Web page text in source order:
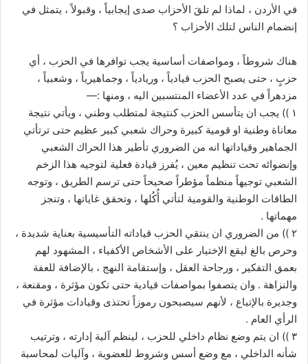
في الأردن ، لماذا لم تلقَ الأحزاب صدى إيجابياً ، وقبولاً ، يتمثل في
إنضمام الناس لتلك الأحزاب ؟
هناك شروطاً ، ومواصفات أساسية يجب توافرها في الحزب ، أي
حزبٍ ، حتى يصبح الحزب قيادياً ، وريادياً ، وجماهيرياً ، وشعبياً ،
مزدهراً في عدد الأعضاء المنتسبين اليه ، ومنها :—
١ )) يجب ان يتأسس الحزب كنتيجة لمتطلب وطني ، ويأتي نتيجة
معاناة وطنية او قومية كبيرة وحراك شعبي كبير عظيم حتى ترتأتي
الجماهير وقياداتها انه من الضروري تأطير هذا الحراك الشعبي
وإنضوائه تحت تنظيم معين ، يُفرز قيادة فعلية لتوجيه هذا الزخم
الشعبي توجيهاً منظماً مؤطراً صحيحاً حتى ترسم الطريق ، وتوجه
الطاقات الوطنية والقومية لتأتي أُكُلها ، وتحقق غاياتها ، وتنجز
مهماتها .
٢ )) من الضروري ان ينتقي الحزب قياداته التأسيسية بعناية شديدة ،
وحرص بالغ ليقع الإختيار على الأشخاص الأكفياء ، المشهود لهم
بعمق التفكير ، ورجاحة العقل ، وإستقامة النهج ، بالإضافة للعفة
والنزاهة . وان يتصفوا بمواصفات قيادية حتى تكون مؤثرة ، ومقنعة ،
وجديرة بالإتباع ، لأنهم سيصبحون رموزاً تحتذى وقيادات مؤثرة في
الرأي العام .
٣ )) ان يتم وضع نظام داخلي للحزب ، لينظم آلية إدارته ، وترتيب
شأنه الداخلي ، مع وضع أسس وشروط للعضوية ، وآليات لمحاسبة